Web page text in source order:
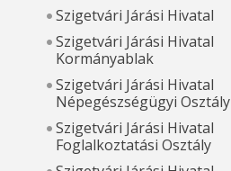
Szigetvári Járási Hivatal
Szigetvári Járási Hivatal
Kormányablak
Szigetvári Járási Hivatal
Népegészségügyi Osztály
Szigetvári Járási Hivatal
Foglalkoztatási Osztály